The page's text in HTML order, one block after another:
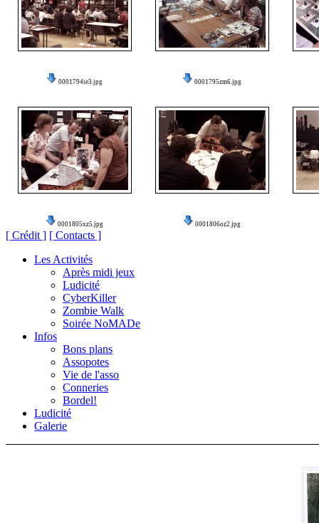
0001794ie3.jpg 0001795zm6.jpg
0001805xz5.jpg 0001806oz2.jpg
[ Crédit ] [ Contacts ]
Les Activités
Après midi jeux
Ludicité
CyberKiller
Zombie Walk
Soirée NoMADe
Infos
Bons plans
Assopotes
Vie de l'asso
Conneries
Bordel!
Ludicité
Galerie